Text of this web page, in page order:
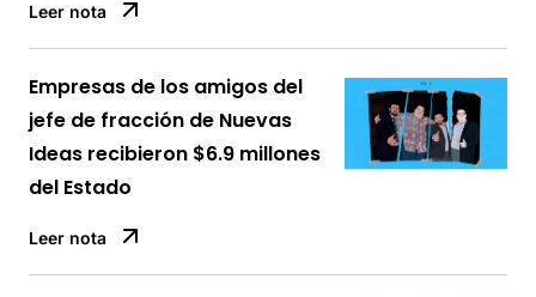
Leer nota
Empresas de los amigos del
jefe de fracción de Nuevas
Ideas recibieron $6.9 millones
del Estado
Leer nota